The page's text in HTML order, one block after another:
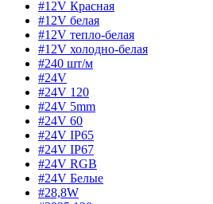
#12V Красная
#12V белая
#12V тепло-белая
#12V холодно-белая
#240 шт/м
#24V
#24V 120
#24V 5mm
#24V 60
#24V IP65
#24V IP67
#24V RGB
#24V Белые
#28,8W